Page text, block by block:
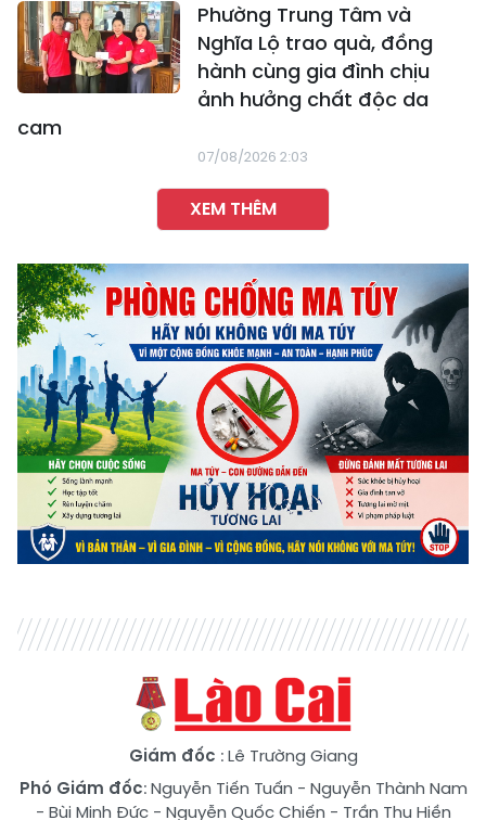
Phường Trung Tâm và
Nghĩa Lộ trao quà, đồng
hành cùng gia đình chịu
ảnh hưởng chất độc da
cam
07/08/2026 2:03
XEM THÊM
Giám đốc : Lê Trường Giang
Phó Giám đốc:Nguyễn Tiến Tuấn - Nguyễn Thành Nam
- Bùi Minh Đức- Nguyễn Quốc Chiến - Trần Thu Hiền